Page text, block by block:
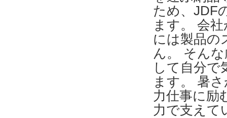
ため、JDF
ます。 会
には製品の
ん。 そん
して自分で
ます。 暑
力仕事に励
力で支えて